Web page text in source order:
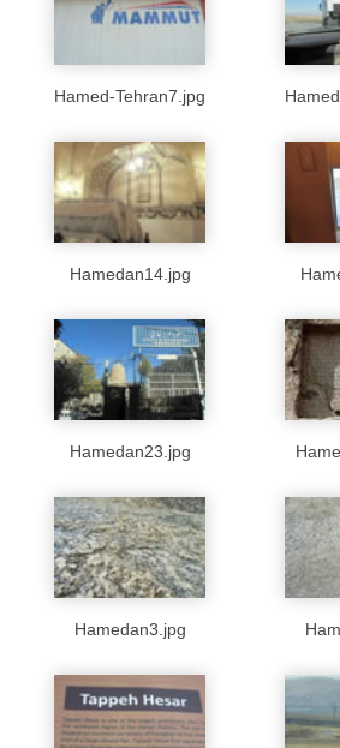
Hamed-Tehran7.jpg
Hamedan14.jpg
Hamedan23.jpg
Hamedan3.jpg